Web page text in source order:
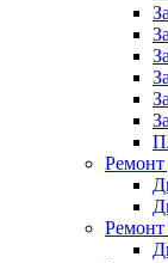
Ремонт
Ремонт